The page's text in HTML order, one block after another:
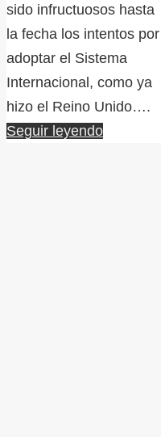
sido infructuosos hasta
la fecha los intentos por
adoptar el Sistema
Internacional, como ya
hizo el Reino Unido….
Seguir leyendo